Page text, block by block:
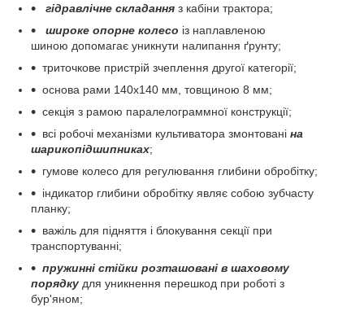
гідравлічне складання з кабіни трактора;
широке опорне колесо із наплавленою
шиною допомагає уникнути налипання ґрунту;
триточкове пристрій зчеплення другої категорії;
основа рами 140х140 мм, товщиною 8 мм;
секція з рамою паралелограммної конструкції;
всі робочі механізми культиватора змонтовані на
шарикопідшипниках;
гумове колесо для регулювання глибини обробітку;
індикатор глибини обробітку являє собою зубчасту
планку;
важіль для підняття і блокування секції при
транспортуванні;
пружинні стійки розташовані в шаховому
порядку для уникнення перешкод при роботі з
бур'яном;